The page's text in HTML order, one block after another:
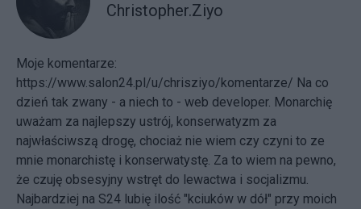
Christopher.Ziyo
Moje komentarze:
https://www.salon24.pl/u/chrisziyo/komentarze/ Na co
dzień tak zwany - a niech to - web developer. Monarchię
uważam za najlepszy ustrój, konserwatyzm za
najwłaściwszą drogę, chociaż nie wiem czy czyni to ze
mnie monarchistę i konserwatystę. Za to wiem na pewno,
że czuję obsesyjny wstręt do lewactwa i socjalizmu.
Najbardziej na S24 lubię ilość "kciuków w dół" przy moich